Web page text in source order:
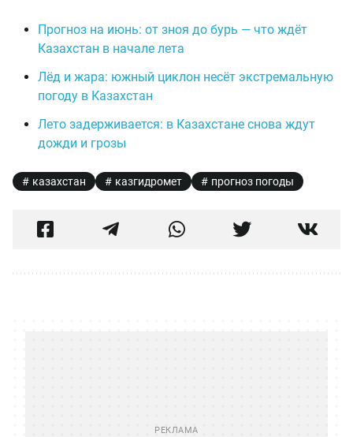
Прогноз на июнь: от зноя до бурь — что ждёт
Казахстан в начале лета
Лёд и жара: южный циклон несёт экстремальную
погоду в Казахстан
Лето задерживается: в Казахстане снова ждут
дожди и грозы
казахстан казгидромет прогноз погоды